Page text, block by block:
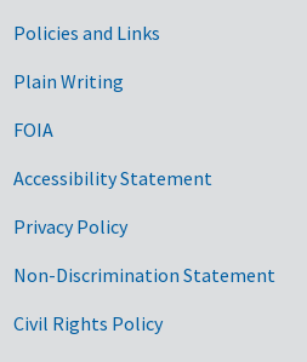
Government Links
Policies and Links
Plain Writing
FOIA
Accessibility Statement
Privacy Policy
Non-Discrimination Statement
Civil Rights Policy